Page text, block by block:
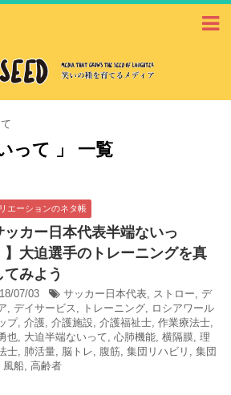
って 」 一覧
エーションのネタ帳
ッカー日本代表半端ないっ
】大迫選手のトレーニングを真
てみよう
07/03 サッカー日本代表, ストロー, デ
, デイサービス, トレーニング, ロシアワール
プ, 介護, 介護施設, 介護福祉士, 作業療法士,
也, 大迫半端ないって, 心肺機能, 横隔膜, 理
士, 肺活量, 脳トレ, 腹筋, 集団リハビリ , 集団
風船, 高齢者